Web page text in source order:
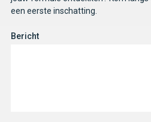
een eerste inschatting.
Bericht